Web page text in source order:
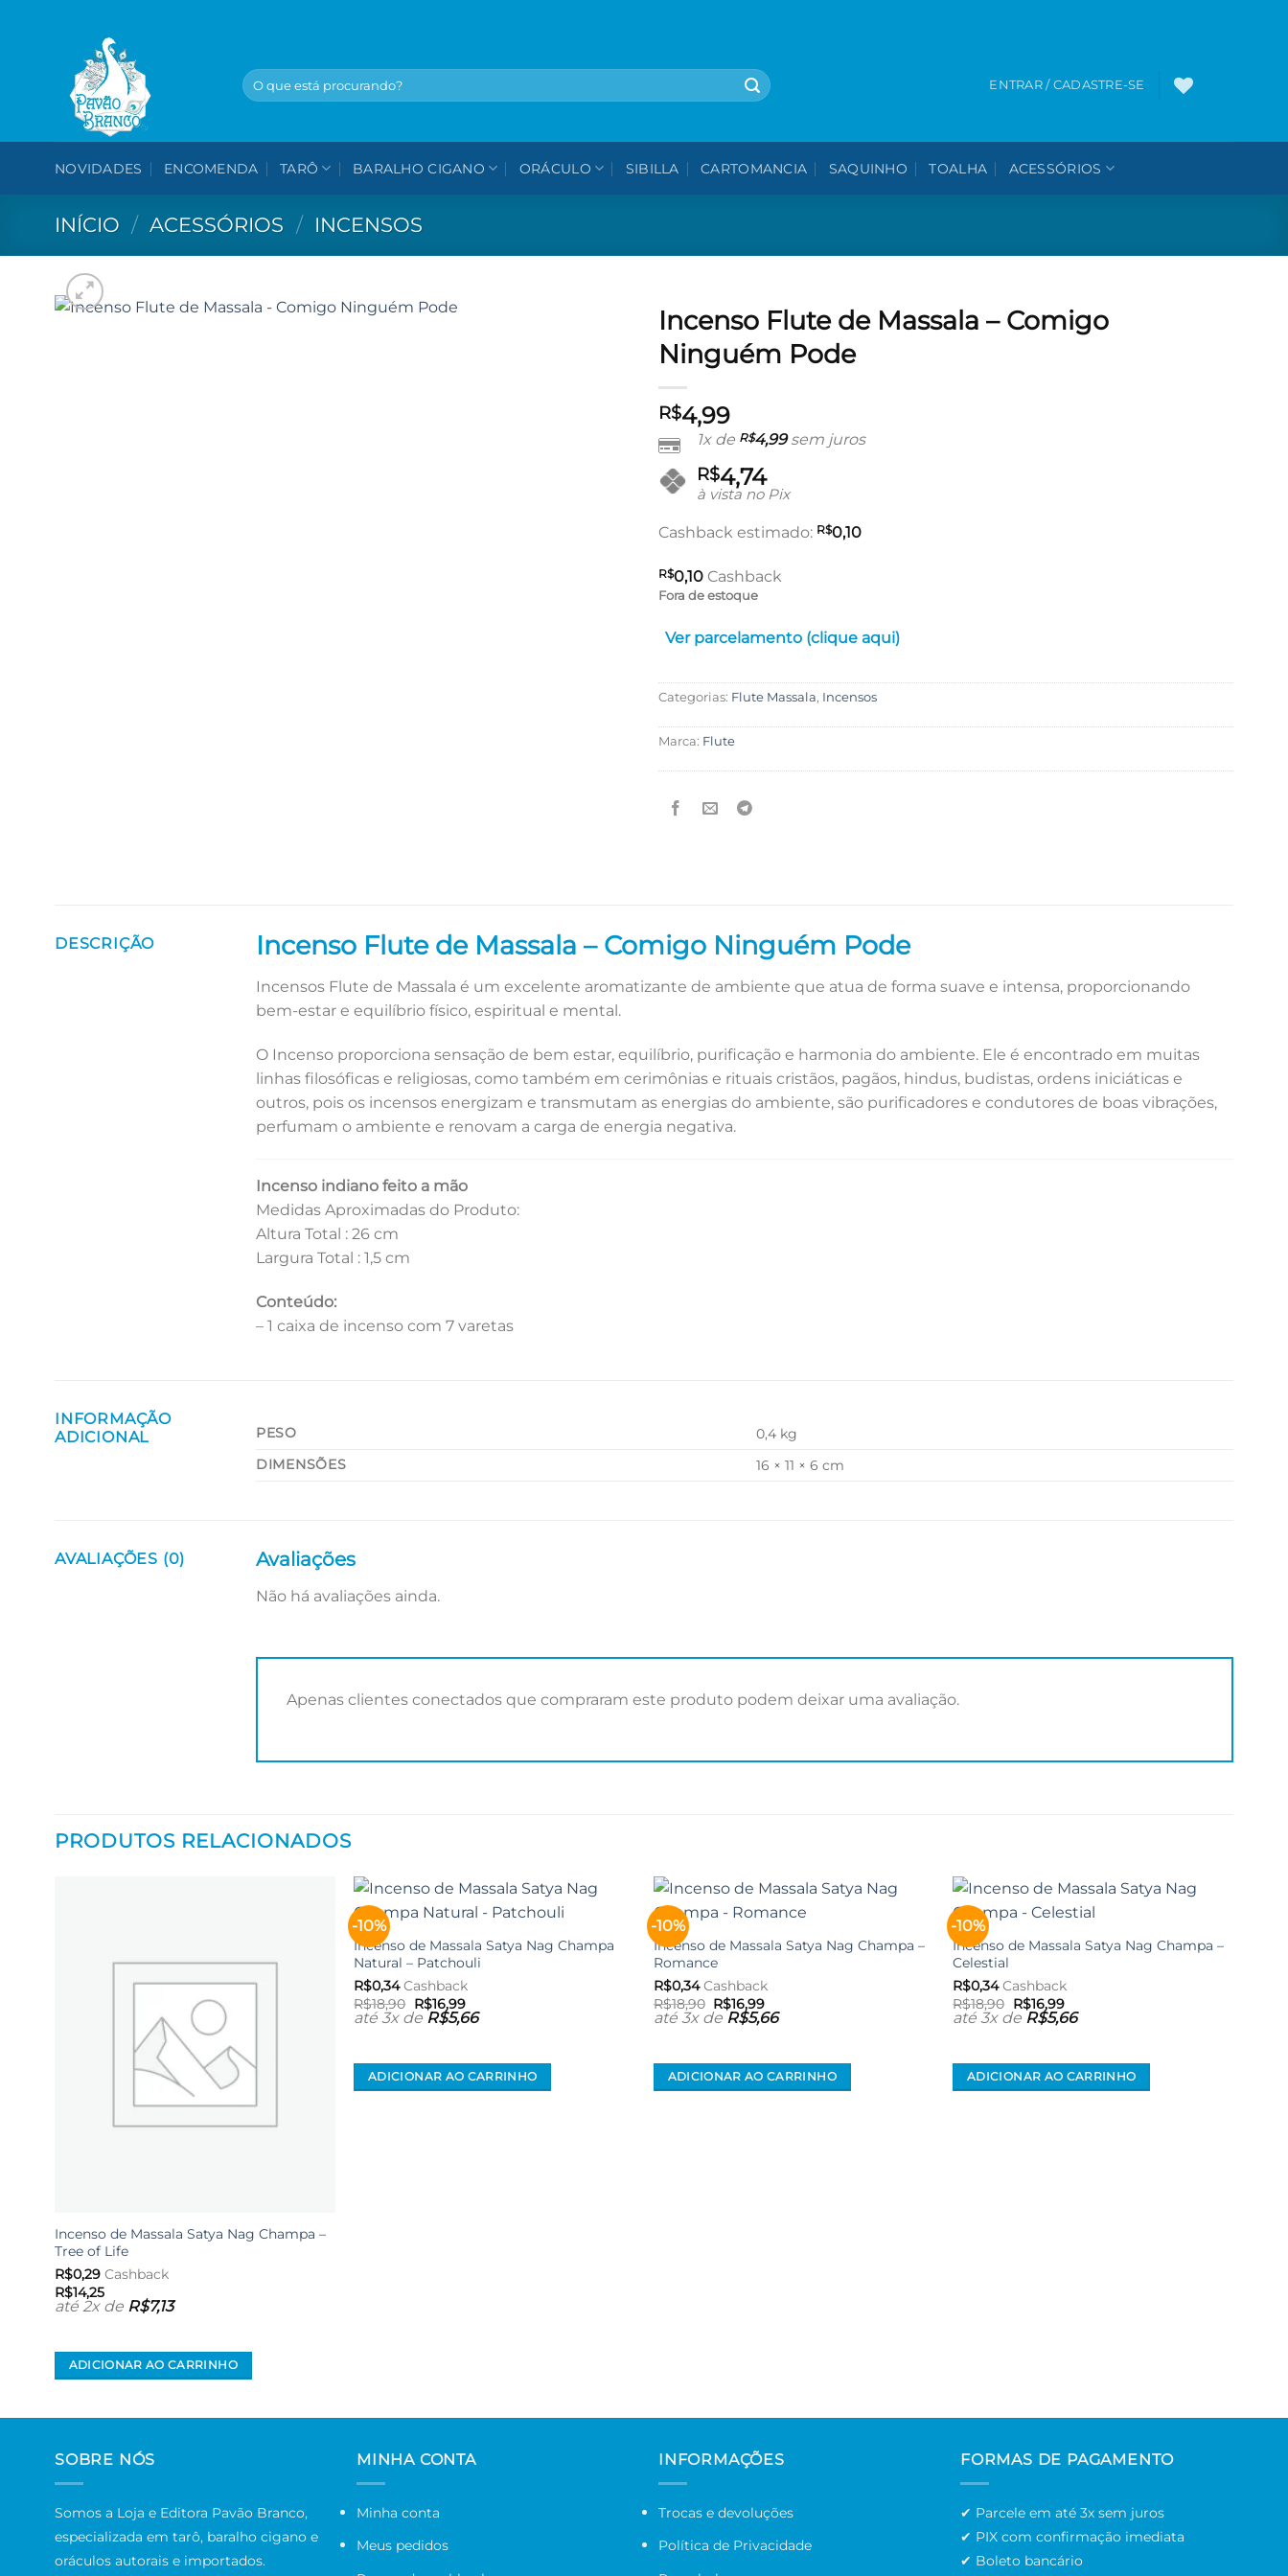
Pesquisar
por:
ENTRAR / CADASTRE-SE
NOVIDADES ENCOMENDA TARÔ BARALHO CIGANO ORÁCULO SIBILLA CARTOMANCIA SAQUINHO TOALHA ACESSÓRIOS
INÍCIO / ACESSÓRIOS / INCENSOS
Incenso Flute de Massala – Comigo
Ninguém Pode
R$4,99
1x de R$4,99sem juros
R$4,74
à vista no Pix
Cashback estimado: R$0,10
R$0,10 Cashback
Fora de estoque
Ver parcelamento (clique aqui)
Categorias: Flute Massala, Incensos
Marca: Flute
DESCRIÇÃO Incenso Flute de Massala – Comigo Ninguém Pode
Incensos Flute de Massala é um excelente aromatizante de ambiente que atua de forma suave e intensa, proporcionando
bem-estar e equilíbrio físico, espiritual e mental.
O Incenso proporciona sensação de bem estar, equilíbrio, purificação e harmonia do ambiente. Ele é encontrado em muitas
linhas filosóficas e religiosas, como também em cerimônias e rituais cristãos, pagãos, hindus, budistas, ordens iniciáticas e
outros, pois os incensos energizam e transmutam as energias do ambiente, são purificadores e condutores de boas vibrações,
perfumam o ambiente e renovam a carga de energia negativa.
Incenso indiano feito a mão
Medidas Aproximadas do Produto:
Altura Total : 26 cm
Largura Total : 1,5 cm
Conteúdo:
– 1 caixa de incenso com 7 varetas
INFORMAÇÃO
ADICIONAL
PESO
0,4 kg
DIMENSÕES
16 × 11 × 6 cm
AVALIAÇÕES (0) Avaliações
Não há avaliações ainda.
Apenas clientes conectados que compraram este produto podem deixar uma avaliação.
PRODUTOS RELACIONADOS
Incenso de Massala Satya Nag Champa –
Tree of Life
R$0,29Cashback
R$14,25
até 2x de R$7,13
ADICIONAR AO CARRINHO
-10%
aos meus
desejos
Incenso de Massala Satya Nag Champa
Natural – Patchouli
R$0,34Cashback
R$18,90 O
preço
original
R$16,99O
preço
até 3x de R$5,66
ADICIONAR AO CARRINHO
-10%
aos meus
desejos
Incenso de Massala Satya Nag Champa –
Romance
R$0,34Cashback
R$18,90 O
preço
original
R$16,99O
preço
até 3x de R$5,66
ADICIONAR AO CARRINHO
-10%
aos meus
desejos
Incenso de Massala Satya Nag Champa –
Celestial
R$0,34Cashback
R$18,90 O
preço
original
R$16,99O
preço
até 3x de R$5,66
ADICIONAR AO CARRINHO
SOBRE NÓS
Somos a Loja e Editora Pavão Branco,
especializada em tarô, baralho cigano e
oráculos autorais e importados.
MINHA CONTA
Minha conta
Meus pedidos
INFORMAÇÕES
Trocas e devoluções
Política de Privacidade
FORMAS DE PAGAMENTO
✔ Parcele em até 3x sem juros
✔ PIX com confirmação imediata
✔ Boleto bancário